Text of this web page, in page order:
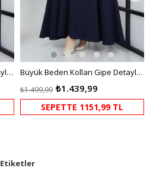
Büyük Beden Kolları Gipe Detaylı Siyah Ferace Büyük Beden Kolları Gipe Detaylı Lacivert Ferace
₺1.439,99
₺1.499,99
SEPETTE 1151,99 TL
Etiketler